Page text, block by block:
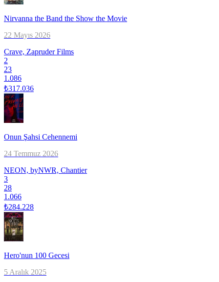
Nirvanna the Band the Show the Movie
22 Mayıs 2026
Crave, Zapruder Films
2
23
1.086
₺317.036
Onun Şahsi Cehennemi
24 Temmuz 2026
NEON, byNWR, Chantier
3
28
1.066
₺284.228
Hero'nun 100 Gecesi
5 Aralık 2025